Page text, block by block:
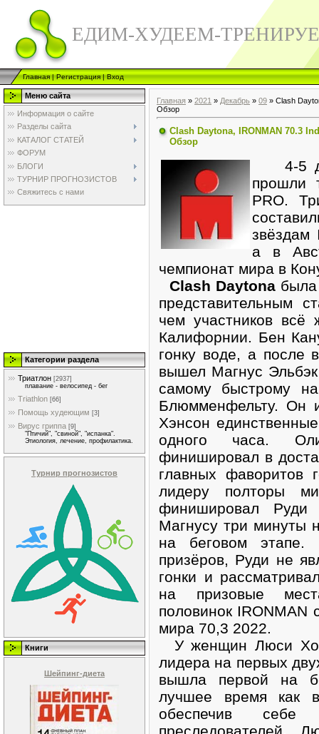
ЕДИМ-ХУДЕЕМ-
Главная|Регистрация|Вход
Меню сайта
Информация о сайте
Разделы сайта
КАТАЛОГ СТАТЕЙ
ФОРУМ
БЛОГИ
ТУРНИР ПРОГНОЗИСТОВ
Свяжитесь с нами
Категории раздела
Триатлон [2937]
плавание - велосипед - бег
Triathlon [66]
Помощь худеющим [3]
Вирус гриппа [9]
"Птичий", "свиной", "испанка".
Этиология, лечение, профилактика.
Турнир прогнозистов
Книги
Шейпинг-диета
Главная » 2021 » Декабрь » 09 » Clash
Обзор
Clash Daytona, IRONMAN 70.3
Обзор
4-5
прошли
PRO.
звёздам
а в
чемпионат мира в
Clash Daytonaбыла
представительным
чем участников всё
Калифорнии. Бен
гонку воде, а после
вышел Магнус
самому быстрому
Блюмменфельту. Он
Хэнсон
одного часа.
финишировал в
главных фаворитов
лидеру полторы
финишировал Руди
Магнусу три минуты
на беговом
призёров, Руди не
гонки и
на призовые
половинок IRONMAN
мира 70,3 2022.
У женщин Люси
лидера на первых
вышла первой на
лучшее время как
обеспечив